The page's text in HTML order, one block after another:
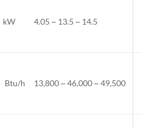
kW 4.05 ~ 13.5 ~ 14.5
Btu/h 13,800 ~ 46,000 ~ 49,500